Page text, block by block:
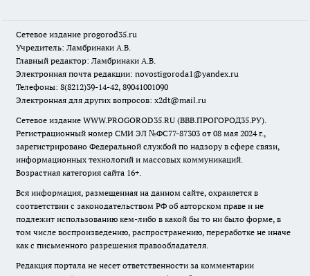
Сетевое издание progorod35.ru
Учредитель: Ламбринаки А.В.
Главный редактор: Ламбринаки А.В.
Электронная почта редакции: novostigoroda1@yandex.ru
Телефоны: 8(8212)39-14-42, 89041001090
Электронная для других вопросов: x2dt@mail.ru
Сетевое издание WWW.PROGOROD35.RU (ВВВ.ПРОГОРОД35.РУ).
Регистрационный номер СМИ ЭЛ №ФС77-87303 от 08 мая 2024 г.,
зарегистрировано Федеральной службой по надзору в сфере связи,
информационных технологий и массовых коммуникаций.
Возрастная категория сайта 16+.
Вся информация, размещенная на данном сайте, охраняется в
соответствии с законодательством РФ об авторском праве и не
подлежит использованию кем-либо в какой бы то ни было форме, в
том числе воспроизведению, распространению, переработке не иначе
как с письменного разрешения правообладателя.
Редакция портала не несет ответственности за комментарии